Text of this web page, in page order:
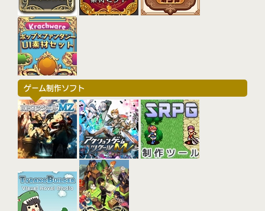
ゲーム制作ソフト